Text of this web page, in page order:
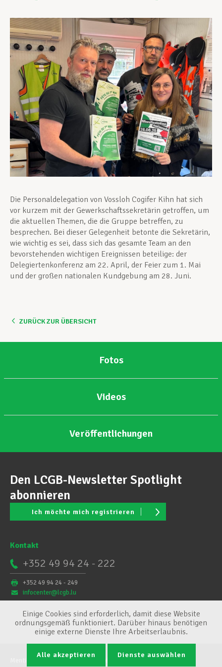
Unterstützung im Privatleben
Berufliche Weiterentwicklung
Mitglied werden
Aktuell
Die Personaldelegation von Vossloh Cogifer Kihn hat sich
vor kurzem mit der Gewerkschaftssekretärin getroffen, um
die aktuellen Themen, die die Gruppe betreffen, zu
besprechen. Bei dieser Gelegenheit betonte die Sekretärin,
wie wichtig es sei, dass sich das gesamte Team an den
bevorstehenden wichtigen Ereignissen beteilige: der
Delegiertenkonferenz am 22. April, der Feier zum 1. Mai
und der großen nationalen Kundgebung am 28. Juni.
ZURÜCK ZUR ÜBERSICHT
Fotos
Videos
Veröffentlichungen
Den LCGB-Newsletter Spotlight
abonnieren
Ich möchte mich registrieren
Kontakt
+352 49 94 24 - 222
+352 49 94 24 - 249
infocenter@lcgb.lu
Conditions générales
Einige Cookies sind erforderlich, damit diese Website
ordnungsgemäß funktioniert. Darüber hinaus benötigen
einige externe Dienste Ihre Arbeitserlaubnis.
Alle akzeptieren Dienste auswählen